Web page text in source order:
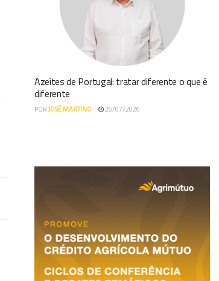
Azeites de Portugal: tratar diferente o que é
diferente
PORJOSÉ MARTINO 26/07/2026